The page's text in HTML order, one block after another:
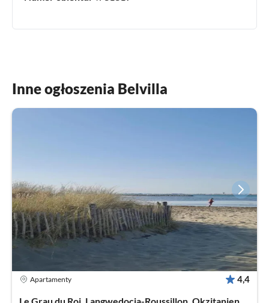
Inne ogłoszenia Belvilla
Apartamenty 4,4